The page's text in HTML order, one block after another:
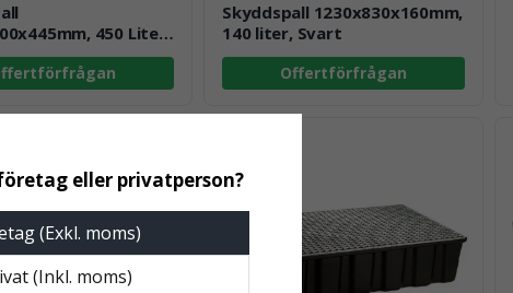
450 Liter,
Skyddspall 1230x830x160mm,
140 liter, Svart
Offertförfrågan
(Exkl. moms)
(Inkl. moms)